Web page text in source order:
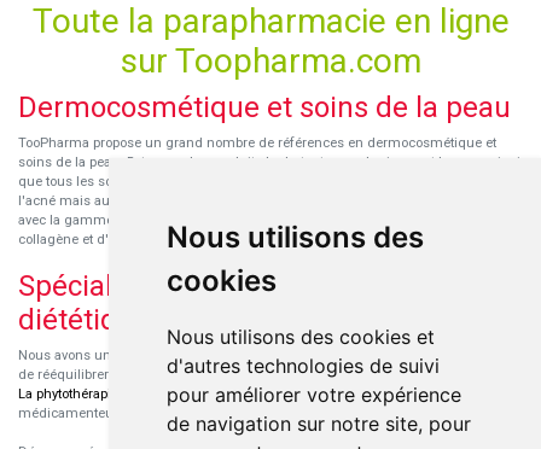
Nous utilisons des
cookies
Nous utilisons des cookies et
d'autres technologies de suivi
pour améliorer votre expérience
de navigation sur notre site, pour
Toute la parapharmacie en ligne
sur Toopharma.com
Dermocosmétique et soins de la peau
TooPharma propose un grand nombre de références en dermocosmétique et
soins de la peau. Retrouvez les produits hydratants pour le visage et le corps ainsi
que tous les soins pour peaux sensibles ou à tendance atopique, les soins pour
l'acné mais aussi des démaquillants. Découvrez nos nouvelles références SVR
avec la gamme anti-âge pour les peaux encore jeunes
collagène et d'acide hyaluronique.
Spécialisation en micronutrition et
diététique
Nous avons un engouement particulier pour la micronutrition qui permet souvent
de rééquilibrer des carences ou d'améliorer des troubles métaboliques mineurs.
La phytothérapie
l'aromathérapiesont souvent complémentaires de traitements
médicamenteux lorsqu'ils sont bien conseillés.